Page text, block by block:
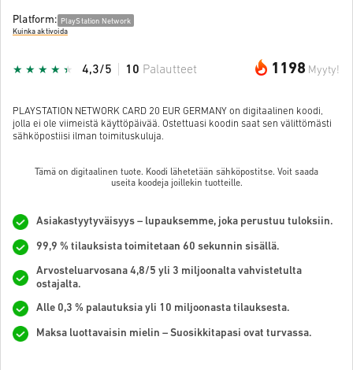
Platform: PlayStation Network
Kuinka aktivoida
1198 Myyty!
4,3/5 10 Palautteet
PLAYSTATION NETWORK CARD 20 EUR GERMANY on digitaalinen koodi,
jolla ei ole viimeistä käyttöpäivää. Ostettuasi koodin saat sen välittömästi
sähköpostiisi ilman toimituskuluja.
Tämä on digitaalinen tuote. Koodi lähetetään sähköpostitse. Voit saada
useita koodeja joillekin tuotteille.
Asiakastyytyväisyys – lupauksemme, joka perustuu tuloksiin.
99,9 % tilauksista toimitetaan 60 sekunnin sisällä.
Arvosteluarvosana 4,8/5 yli 3 miljoonalta vahvistetulta
ostajalta.
Alle 0,3 % palautuksia yli 10 miljoonasta tilauksesta.
Maksa luottavaisin mielin – Suosikkitapasi ovat turvassa.